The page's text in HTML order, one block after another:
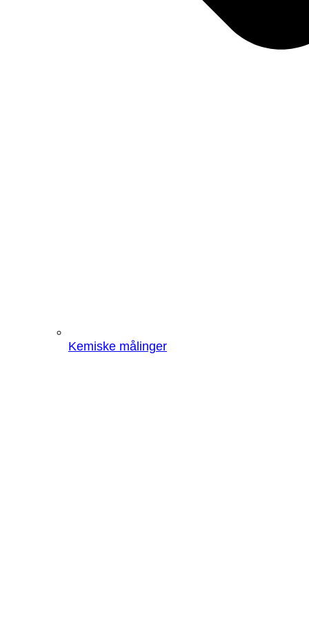
Kemiske målinger